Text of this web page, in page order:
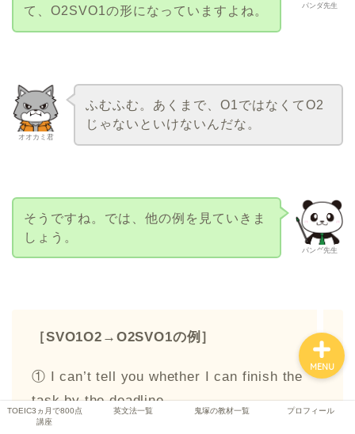
パンダ先生
て、O2SVO1の形になっていますよね。
オオカミ君
ふむふむ。あくまで、O1ではなくてO2
じゃないといけないんだな。
パンダ先生
そうですね。では、他の例を見ていきま
しょう。
［SVO1O2→O2SVO1の例］
① I can’t tell you whether I can finish the
task by the deadline.
(期限までにその仕事を終えることができるか
TOEIC3ヵ月で800点
講座
英文法一覧 鬼塚の教材一覧 プロフィール
MENU
TOEIC3ヵ月で800点講座